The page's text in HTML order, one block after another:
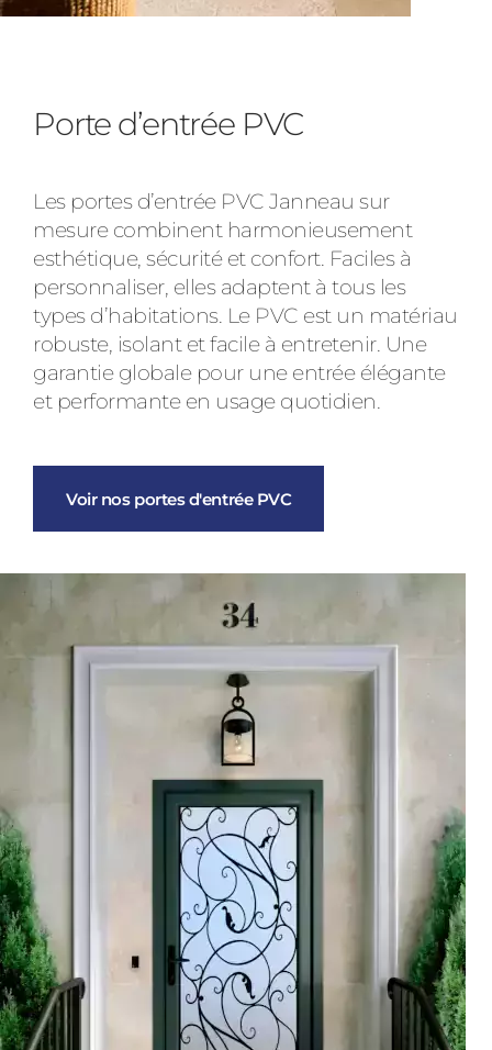
Porte d’entrée PVC
Les portes d’entrée PVC Janneau sur
mesure combinent harmonieusement
esthétique, sécurité et confort. Faciles à
personnaliser, elles adaptent à tous les
types d’habitations. Le PVC est un matériau
robuste, isolant et facile à entretenir. Une
garantie globale pour une entrée élégante
et performante en usage quotidien.
Voir nos portes d'entrée PVC